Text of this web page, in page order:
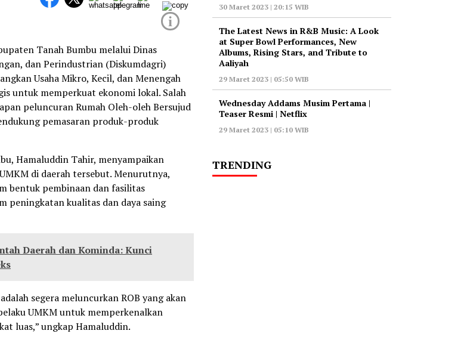
i
Tanah Bumbu melalui Dinas
dan Perindustrian (Diskumdagri)
Usaha Mikro, Kecil, dan Menengah
untuk memperkuat ekonomi lokal. Salah
peluncuran Rumah Oleh-oleh Bersujud
pemasaran produk-produk
Hamaluddin Tahir, menyampaikan
di daerah tersebut. Menurutnya,
bentuk pembinaan dan fasilitas
peningkatan kualitas dan daya saing
Daerah dan Kominda: Kunci
segera meluncurkan ROB yang akan
UMKM untuk memperkenalkan
luas,” ungkap Hamaluddin.
30 Maret 2023 | 20:15 WIB
The Latest News in R&B Music: A Look
at Super Bowl Performances, New
Albums, Rising Stars, and Tribute to
Aaliyah
29 Maret 2023 | 05:50 WIB
Wednesday Addams Musim Pertama |
Teaser Resmi | Netflix
29 Maret 2023 | 05:10 WIB
TRENDING